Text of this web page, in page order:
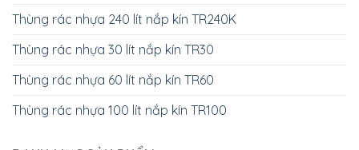
Thùng rác nhựa 240 lít nắp kín TR240K
Thùng rác nhựa 30 lít nắp kín TR30
Thùng rác nhựa 60 lít nắp kín TR60
Thùng rác nhựa 100 lít nắp kín TR100